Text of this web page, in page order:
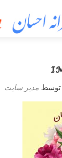
توسط مدیر سایت